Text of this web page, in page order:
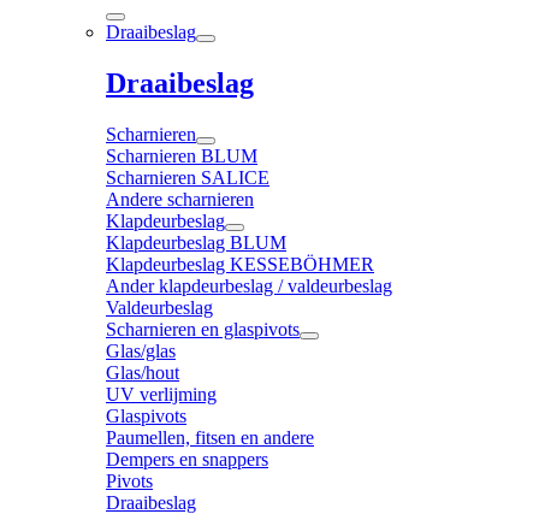
Draaibeslag
Draaibeslag
Scharnieren
Scharnieren BLUM
Scharnieren SALICE
Andere scharnieren
Klapdeurbeslag
Klapdeurbeslag BLUM
Klapdeurbeslag KESSEBÖHMER
Ander klapdeurbeslag / valdeurbeslag
Valdeurbeslag
Scharnieren en glaspivots
Glas/glas
Glas/hout
UV verlijming
Glaspivots
Paumellen, fitsen en andere
Dempers en snappers
Pivots
Draaibeslag